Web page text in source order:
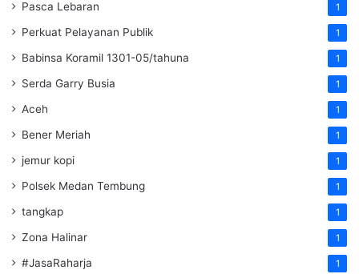
Pasca Lebaran 1
Perkuat Pelayanan Publik 1
Babinsa Koramil 1301-05/tahuna 1
Serda Garry Busia 1
Aceh 1
Bener Meriah 1
jemur kopi 1
Polsek Medan Tembung 1
tangkap 1
Zona Halinar 1
#JasaRaharja 1